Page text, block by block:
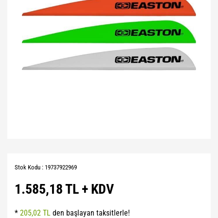
Stok Kodu : 19737922969
1.585,18 TL + KDV
* 205,02 TL den başlayan taksitlerle!